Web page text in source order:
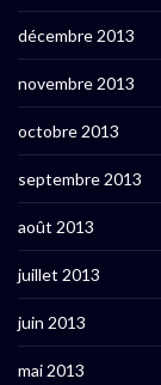
décembre 2013
novembre 2013
octobre 2013
septembre 2013
août 2013
juillet 2013
juin 2013
mai 2013